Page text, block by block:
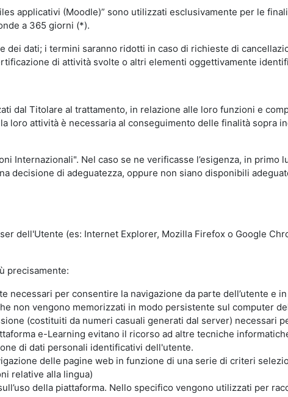
applicativi (Moodle)” sono utilizzati esclusivamente per le
a 365 giorni (*).
dati; i termini saranno ridotti in caso di richieste di
di attività svolte o altri elementi oggettivamente
dal Titolare al trattamento, in relazione alle loro funzioni e
loro attività è necessaria al conseguimento delle finalità sopra
Internazionali". Nel caso se ne verificasse l’esigenza, in primo
decisione di adeguatezza, oppure non siano disponibili
dell'Utente (es: Internet Explorer, Mozilla Firefox o Google
precisamente:
per consentire la navigazione da parte dell’utente e
non vengono memorizzati in modo persistente sul computer
(costituiti da numeri casuali generati dal server) necessari
e-Learning evitano il ricorso ad altre tecniche
di dati personali identificativi dell'utente.
delle pagine web in funzione di una serie di criteri
relative alla lingua)
della piattaforma. Nello specifico vengono utilizzati per